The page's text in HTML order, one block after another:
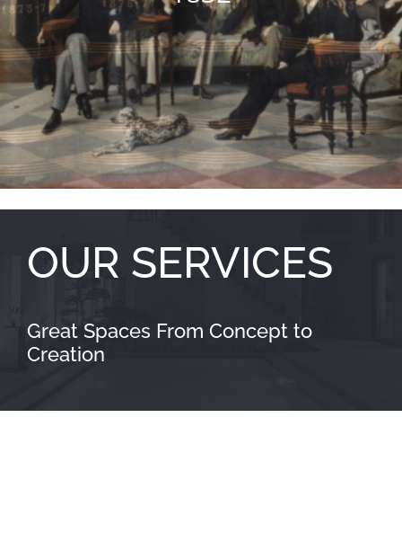
OUR SERVICES
Great Spaces From Concept to
Creation